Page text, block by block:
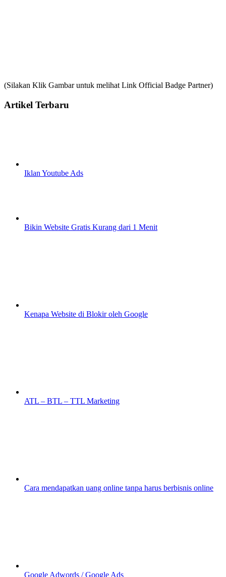
(Silakan Klik Gambar untuk melihat Link Official Badge Partner)
Artikel Terbaru
Iklan Youtube Ads
Bikin Website Gratis Kurang dari 1 Menit
Kenapa Website di Blokir oleh Google
ATL – BTL – TTL Marketing
Cara mendapatkan uang online tanpa harus berbisnis online
Google Adwords / Google Ads